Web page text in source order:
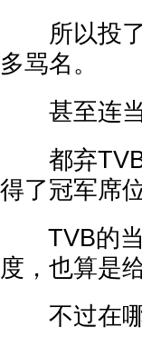
所以投了
多骂名。
甚至连当
都弃TVB
得了冠军席
TVB的当
度，也算是
不过在哪